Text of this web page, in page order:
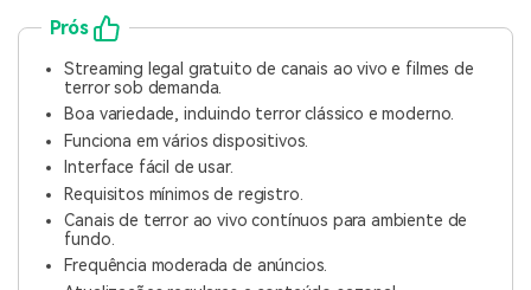
Prós
Streaming legal gratuito de canais ao vivo e filmes de
terror sob demanda.
Boa variedade, incluindo terror clássico e moderno.
Funciona em vários dispositivos.
Interface fácil de usar.
Requisitos mínimos de registro.
Canais de terror ao vivo contínuos para ambiente de
fundo.
Frequência moderada de anúncios.